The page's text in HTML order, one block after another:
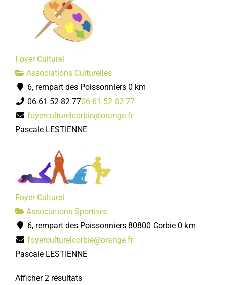
Foyer Culturel
Associations Culturelles
6, rempart des Poissonniers 0 km
06 61 52 82 7706 61 52 82 77
foyerculturelcorbie@orange.fr
Pascale LESTIENNE
Foyer Culturel
Associations Sportives
6, rempart des Poissonniers 80800 Corbie 0 km
foyerculturelcorbie@orange.fr
Pascale LESTIENNE
Afficher 2 résultats